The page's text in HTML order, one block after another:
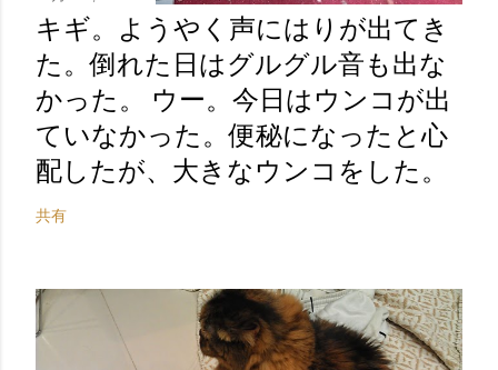
キギ。ようやく声にはりが出てき
た。倒れた日はグルグル音も出な
かった。 ウー。今日はウンコが出
ていなかった。便秘になったと心
配したが、大きなウンコをした。
共有